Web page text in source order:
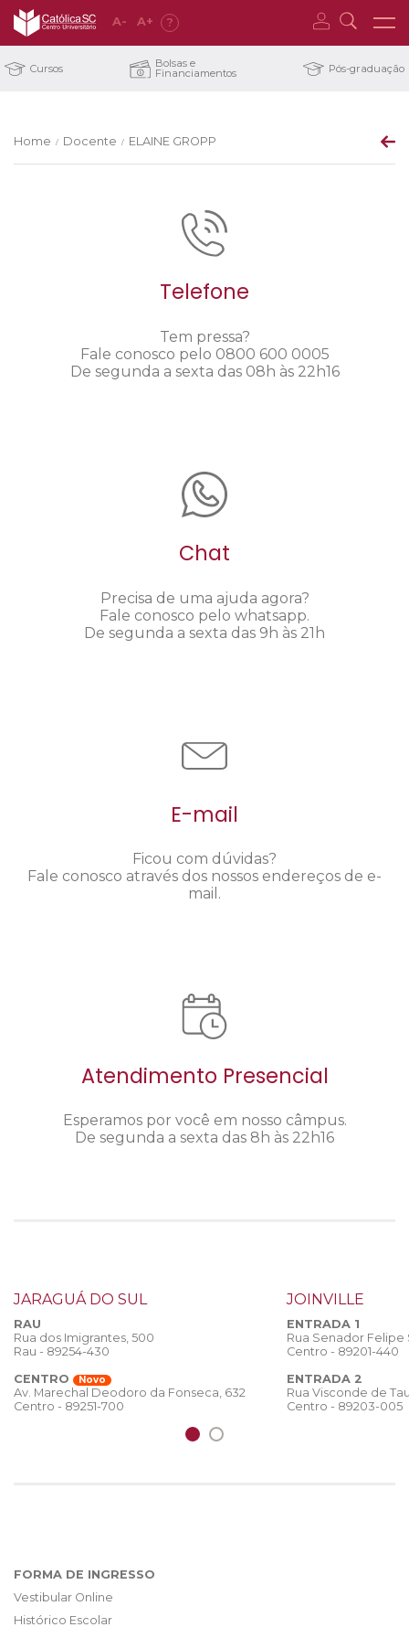
A- A+ ?
Cursos Bolsas e
Financiamentos Pós-graduação
Home / Docente / ELAINE GROPP
Telefone
Tem pressa?
Fale conosco pelo 0800 600 0005
De segunda a sexta das 08h às 22h16
Chat
Precisa de uma ajuda agora?
Fale conosco pelo whatsapp.
De segunda a sexta das 9h às 21h
E-mail
Ficou com dúvidas?
Fale conosco através dos nossos endereços de e-
mail.
Atendimento Presencial
Esperamos por você em nosso câmpus.
De segunda a sexta das 8h às 22h16
JARAGUÁ DO SUL
RAU
Rua dos Imigrantes, 500
Rau - 89254-430
CENTRO
Novo
Av. Marechal Deodoro da Fonseca, 632
Centro - 89251-700
JOINVILLE
ENTRADA 1
Rua Senador
Centro - 89201-440
ENTRADA 2
Rua Visconde de
Centro - 89203-005
FORMA DE INGRESSO
Vestibular Online
Histórico Escolar